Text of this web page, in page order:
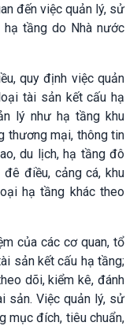
đến việc quản lý, sử
tầng do Nhà nước
quy định việc quản
tài sản kết cấu hạ
lý như hạ tầng khu
thương mại, thông tin
du lịch, hạ tầng đô
điều, cảng cá, khu
hạ tầng khác theo
của các cơ quan, tổ
sản kết cấu hạ tầng;
dõi, kiểm kê, đánh
sản. Việc quản lý, sử
mục đích, tiêu chuẩn,